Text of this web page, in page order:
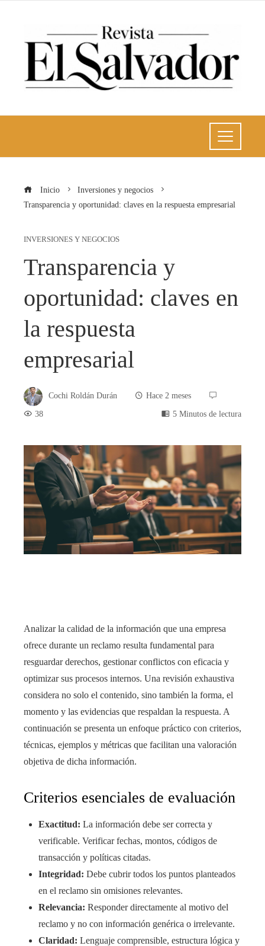
Inicio
Inversiones y negocios
Transparencia y oportunidad: claves en la respuesta empresarial
INVERSIONES Y NEGOCIOS
Transparencia y
oportunidad: claves en
la respuesta
empresarial
Cochi Roldán Durán
Hace 2 meses
38
5 Minutos de lectura
Analizar la calidad de la información que una empresa
ofrece durante un reclamo resulta fundamental para
resguardar derechos, gestionar conflictos con eficacia y
optimizar sus procesos internos. Una revisión exhaustiva
considera no solo el contenido, sino también la forma, el
momento y las evidencias que respaldan la respuesta. A
continuación se presenta un enfoque práctico con criterios,
técnicas, ejemplos y métricas que facilitan una valoración
objetiva de dicha información.
Criterios esenciales de evaluación
Exactitud: La información debe ser correcta y
verificable. Verificar fechas, montos, códigos de
transacción y políticas citadas.
Integridad: Debe cubrir todos los puntos planteados
en el reclamo sin omisiones relevantes.
Relevancia: Responder directamente al motivo del
reclamo y no con información genérica o irrelevante.
Claridad: Lenguaje comprensible, estructura lógica y